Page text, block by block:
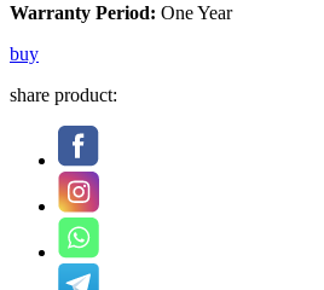
Warranty Period: One Year
buy
share product: